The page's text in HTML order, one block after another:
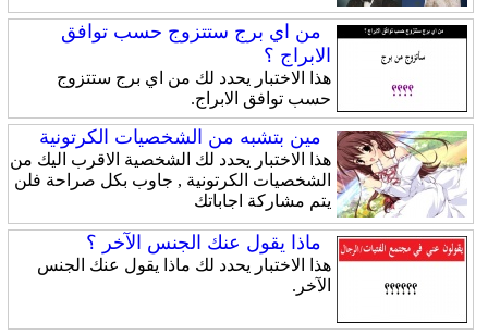
من اي برج ستتزوج حسب توافق
الابراج ؟
هذا الاختبار يحدد لك من اي برج ستتزوج
حسب توافق الابراج.
مين بتشبه من الشخصيات الكرتونية
هذا الاختبار يحدد لك الشخصية الاقرب اليك من
الشخصيات الكرتونية , جاوب بكل صراحة فلن
يتم مشاركة اجاباتك
ماذا يقول عنك الجنس الآخر ؟
هذا الاختبار يحدد لك ماذا يقول عنك الجنس
الآخر.